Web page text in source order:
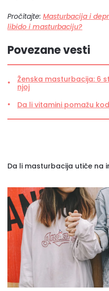
Pročitajte: Masturbacija i
libido i masturbaciju?
Povezane vesti
Ženska masturbacija: 6
njoj
Da li vitamini pomažu
Da li masturbacija utiče na